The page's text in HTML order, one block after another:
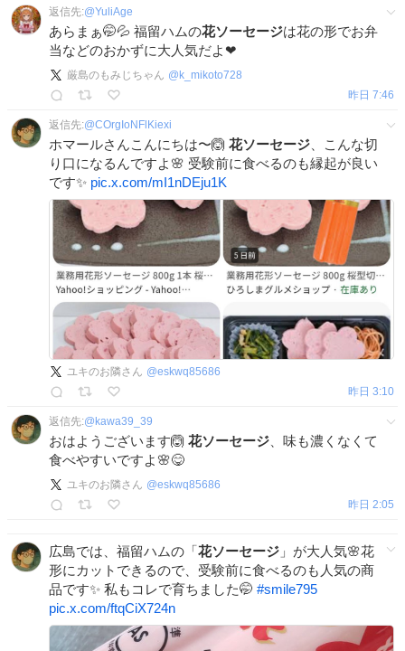
返信先:@YuliAge
あらまぁ🤭💦 福留ハムの花ソーセージは花の形でお弁
当などのおかずに大人気だよ❤
厳島のもみじちゃん @ k_mikoto728
昨日 7:46
返信先:@COrgIoNFlKiexi
ホマールさんこんにちは〜🙆 花ソーセージ 、こんな切
り口になるんですよ🌸 受験前に食べるのも縁起が良い
です✨ pic.x.com/mI1nDEju1K
ユキのお隣さん @eskwq85686
昨日 3:10
返信先:@ kawa39_39
おはようございます🙆 花ソーセージ 、味も濃くなくて
食べやすいですよ🌸😋
ユキのお隣さん @eskwq85686
昨日 2:05
広島では、福留ハムの「花ソーセージ 」が大人気🌸花
形にカットできるので、受験前に食べるのも人気の商
品です✨ 私もコレで育ちました🤭 #smile795
pic.x.com/ftqCiX724n